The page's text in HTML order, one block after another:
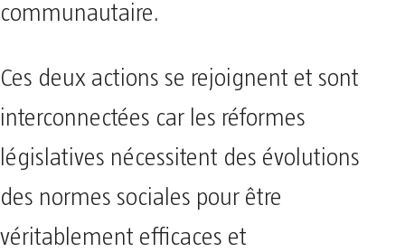
communautaire.
Ces deux actions se rejoignent et sont
interconnectées car les réformes
législatives nécessitent des évolutions
des normes sociales pour être
véritablement efficaces et